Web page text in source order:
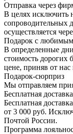
Отправка через
В целях исключить
сопроводительных
осуществляется
Подарок с
В определенные
стоимость дорогих
цене, приняв от
Подарoк-сюрприз
Мы отправляем
Бесплатная доставка
Бесплатная
от 3 000 руб.
Почтой России.
Программа